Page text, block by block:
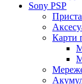
Sony PSP
Карти